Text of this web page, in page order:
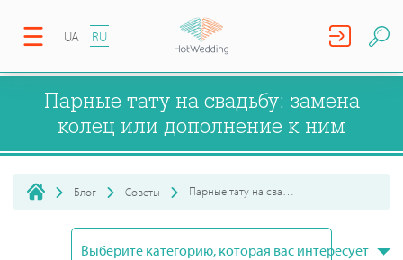
UA RU
Парные тату на свадьбу: замена
колец или дополнение к ним
Блог Советы
Выберите категорию, которая вас интересует